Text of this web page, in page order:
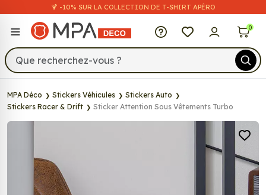
🍹 -10% SUR LA COLLECTION DE T-SHIRT APÉRO
MPA Déco 0
MPA Déco Stickers Véhicules
Stickers Auto
Stickers Racer & Drift
Sticker Attention Sous Vêtements Turbo